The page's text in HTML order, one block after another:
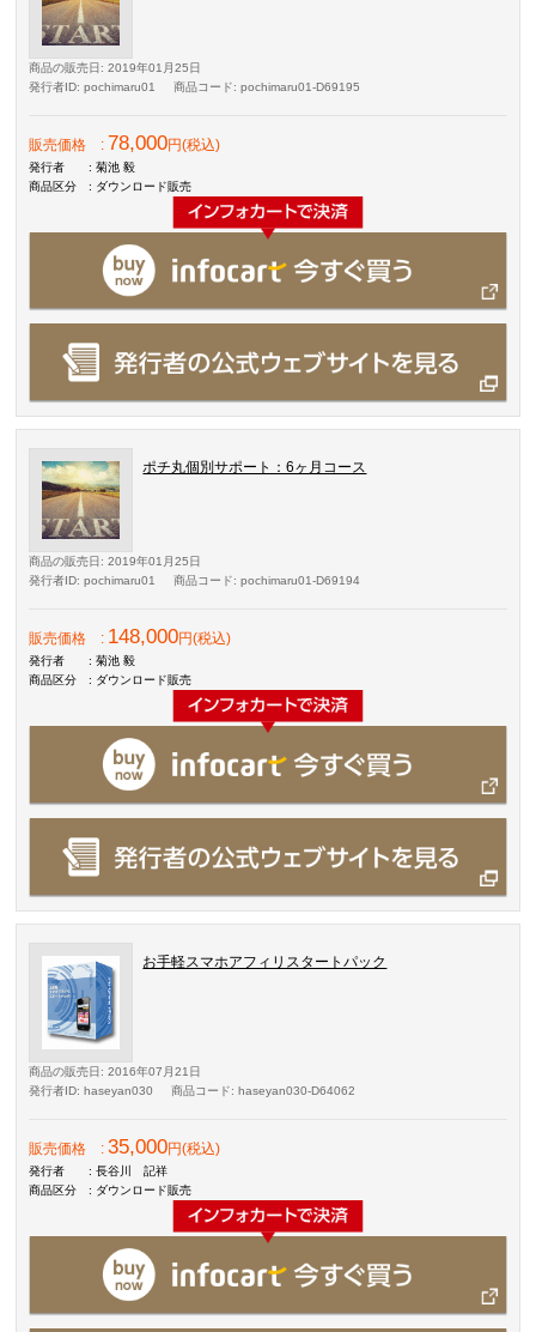
商品の販売日 : 2019年01月25日
発行者ID: pochimaru01 商品コード: pochimaru01-D69195
販売価格 : 78,000円(税込)
発行者
: 菊池 毅
商品区分
: ダウンロード販売
ポチ丸個別サポート：6ヶ月コース
商品の販売日 : 2019年01月25日
発行者ID: pochimaru01 商品コード: pochimaru01-D69194
販売価格 : 148,000円(税込)
発行者
: 菊池 毅
商品区分
: ダウンロード販売
お手軽スマホアフィリスタートパック
商品の販売日 : 2016年07月21日
発行者ID: haseyan030 商品コード: haseyan030-D64062
販売価格 :35,000円(税込)
発行者
: 長谷川 記祥
商品区分
: ダウンロード販売